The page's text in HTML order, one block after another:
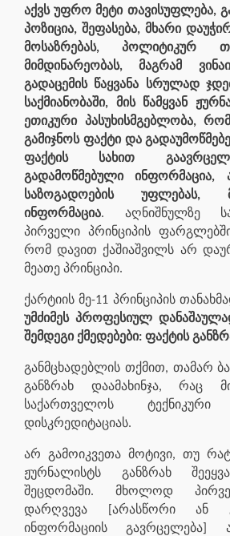
აქვს უფრო მეტი თავისუფლება,
პოზიცია, შეფასება, მხარი
მოსაზრებას, პოლიტიკურ
მიმდინარეობას, მაგრამ
გადაცემის წაყვანა სრულად
საქმიანობაში, მის წამყვან
ეთიკური პასუხისმგებლობა,
გამიჯნოს ფაქტი და
ფაქტის სახით
გადამოწმებული ინფორმაცია,
საზოგადოების უფლებას,
ინფორმაცია. აღნიშნულზე
პირველი პრინციპის
რომ დავით ქაშიაშვილს არ
მეათე პრინციპი.
ქარტიის მე-11 პრინციპის
უმძიმეს პროფესიულ
შემდეგი ქმედებები: ფაქტის
განმცხადებლის თქმით, თამარ
განზრახ დაამახინჯა, რაც
საქართველოს ტექნიკური
დისკრედიტაციას.
არ გამოიკვეთა მოტივი, თუ
ჟურნალისტს განზრახ
შეცდომაში. მხოლოდ
დარღვევა [არასწორი ან
ინფორმაციის